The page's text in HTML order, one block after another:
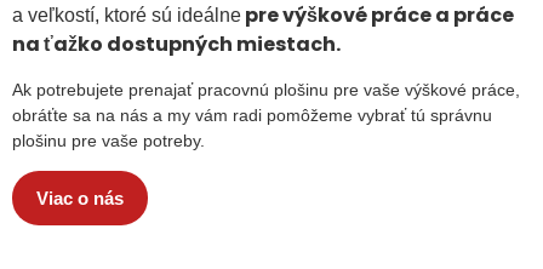
a veľkostí, ktoré sú ideálne pre výškové práce a práce
na ťažko dostupných miestach.
Ak potrebujete prenajať pracovnú plošinu pre vaše výškové práce,
obráťte sa na nás a my vám radi pomôžeme vybrať tú správnu
plošinu pre vaše potreby.
Viac o nás